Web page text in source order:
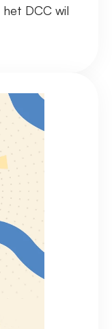
DCC wil